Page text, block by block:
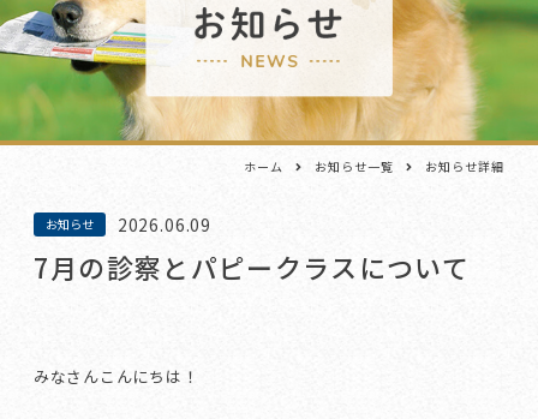
ホーム お知らせ一覧 お知らせ詳細
お知らせ 2026.06.09
7月の診察とパピークラスについて
みなさんこんにちは！